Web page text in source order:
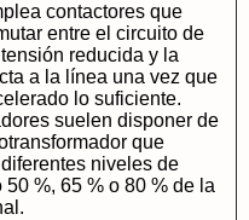
contactores que
entre el circuito de
reducida y la
a la línea una vez que
lo suficiente.
suelen disponer de
que
niveles de
50 %, 65 % o 80 % de la